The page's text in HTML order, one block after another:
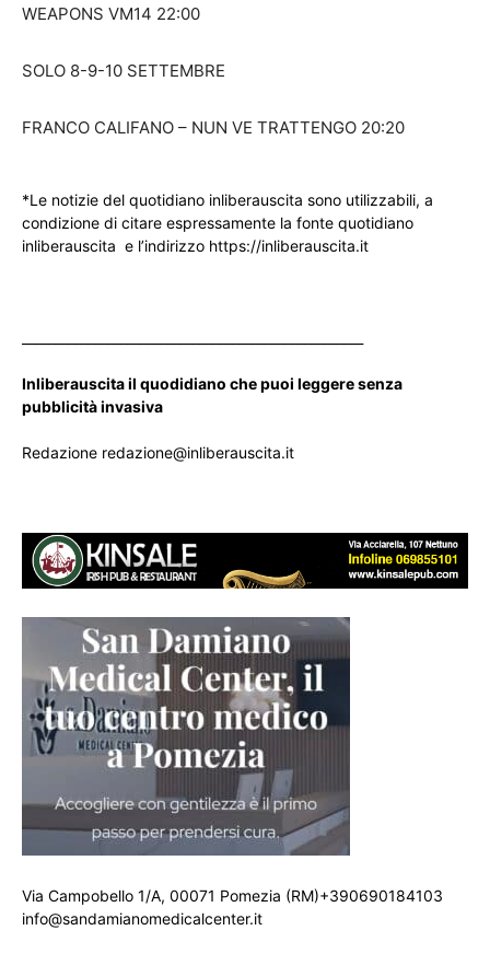
WEAPONS VM14 22:00
SOLO 8-9-10 SETTEMBRE
FRANCO CALIFANO – NUN VE TRATTENGO 20:20
*Le notizie del quotidiano inliberauscita sono utilizzabili, a
condizione di citare espressamente la fonte quotidiano
inliberauscita e l’indirizzo https://inliberauscita.it
Inliberauscita il quodidiano che puoi leggere senza
pubblicità invasiva
Redazione redazione@inliberauscita.it
Via Campobello 1/A, 00071 Pomezia (RM)+390690184103
info@sandamianomedicalcenter.it